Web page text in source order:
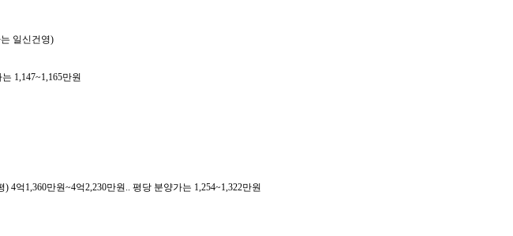
일신건영)
1,147~1,165만원
4억1,360만원~4억2,230만원.. 평당 분양가는 1,254~1,322만원